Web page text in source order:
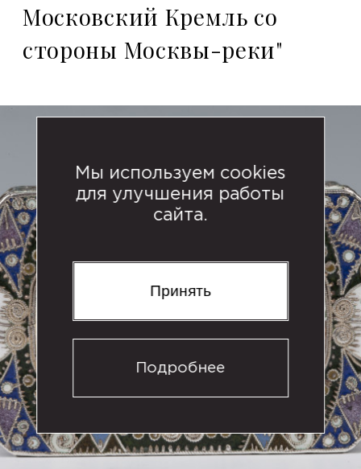
Московский Кремль со
стороны Москвы-реки"
Мы используем cookies
для улучшения работы
сайта.
Принять
Подробнее